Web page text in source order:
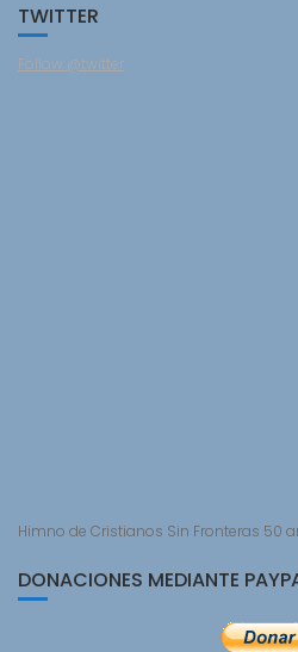
TWITTER
Follow @twitter
Himno de Cristianos Sin Fronteras 50
DONACIONES MEDIANTE